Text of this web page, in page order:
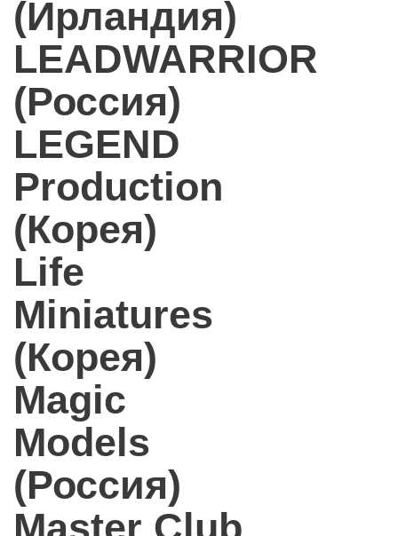
(Ирландия)
LEADWARRIOR
(Россия)
LEGEND
Production
(Корея)
Life
Miniatures
(Корея)
Magic
Models
(Россия)
Master Club